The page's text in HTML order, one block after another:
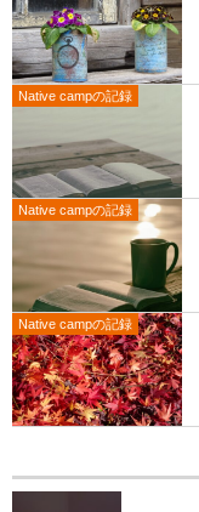
Native campの記録
Native campの記録
Native campの記録